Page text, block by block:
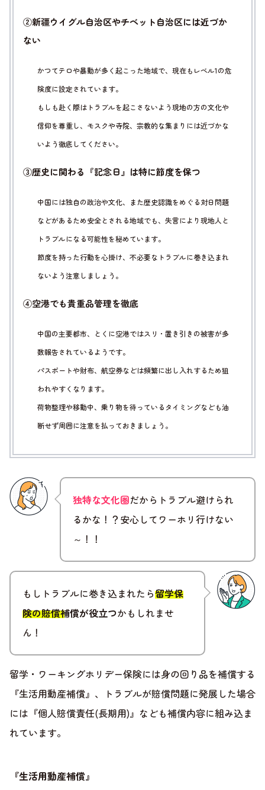
②新疆ウイグル自治区やチベット自治区には近づか
ない
かつてテロや暴動が多く起こった地域で、現在もレベル1の危
険度に設定されています。
もしも赴く際はトラブルを起こさないよう現地の方の文化や
信仰を尊重し、モスクや寺院、宗教的な集まりには近づかな
いよう徹底してください。
③歴史に関わる『記念日』は特に節度を保つ
中国には独自の政治や文化、また歴史認識をめぐる対日問題
などがあるため安全とされる地域でも、失言により現地人と
トラブルになる可能性を秘めています。
節度を持った行動を心掛け、不必要なトラブルに巻き込まれ
ないよう注意しましょう。
④空港でも貴重品管理を徹底
中国の主要都市、とくに空港ではスリ・置き引きの被害が多
数報告されているようです。
パスポートや財布、航空券などは頻繁に出し入れするため狙
われやすくなります。
荷物整理や移動中、乗り物を待っているタイミングなども油
断せず周囲に注意を払っておきましょう。
独特な文化圏だからトラブル避けられ
るかな！？安心してワーホリ行けない
～！！
もしトラブルに巻き込まれたら留学保
険の賠償補償が役立つかもしれませ
ん！
留学・ワーキングホリデー保険には身の回り品を補償する
『生活用動産補償』、トラブルが賠償問題に発展した場合
には『個人賠償責任(長期用)』なども補償内容に組み込ま
れています。
『生活用動産補償』